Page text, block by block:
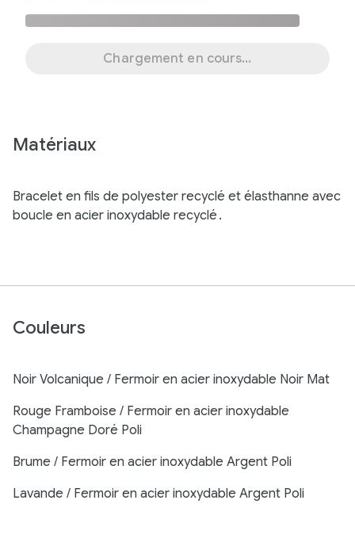
Chargement en cours...
Matériaux
Bracelet en fils de polyester recyclé et élasthanne avec
boucle en acier inoxydable recyclé .
Couleurs
Noir Volcanique / Fermoir en acier inoxydable Noir Mat
Rouge Framboise / Fermoir en acier inoxydable
Champagne Doré Poli
Brume / Fermoir en acier inoxydable Argent Poli
Lavande / Fermoir en acier inoxydable Argent Poli